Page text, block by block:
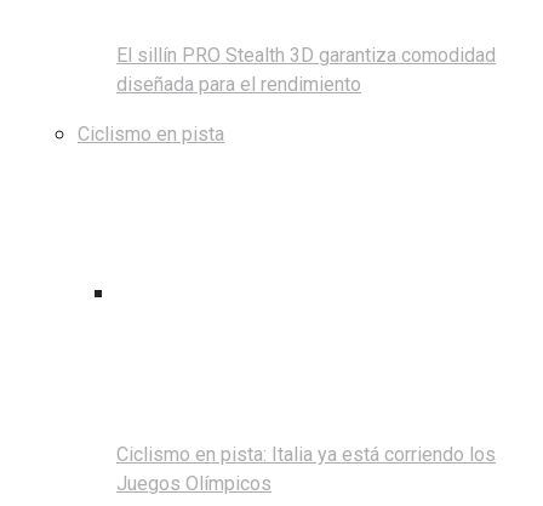
El sillín PRO Stealth 3D garantiza comodidad
diseñada para el rendimiento
Ciclismo en pista
Ciclismo en pista: Italia ya está corriendo los
Juegos Olímpicos